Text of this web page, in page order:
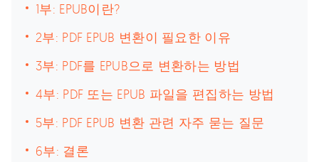
1부: EPUB이란?
2부: PDF EPUB 변환이 필요한 이유
3부: PDF를 EPUB으로 변환하는 방법
4부: PDF 또는 EPUB 파일을 편집하는 방법
5부: PDF EPUB 변환 관련 자주 묻는 질문
6부: 결론